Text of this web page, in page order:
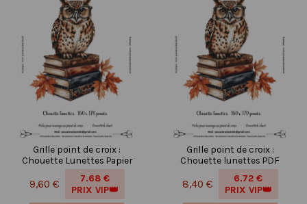
Grille point de croix :
Chouette Lunettes Papier
9,60 €
7.68 €
PRIX VIP👑
Grille point de croix :
Chouette lunettes PDF
8,40 €
6.72 €
PRIX VIP👑